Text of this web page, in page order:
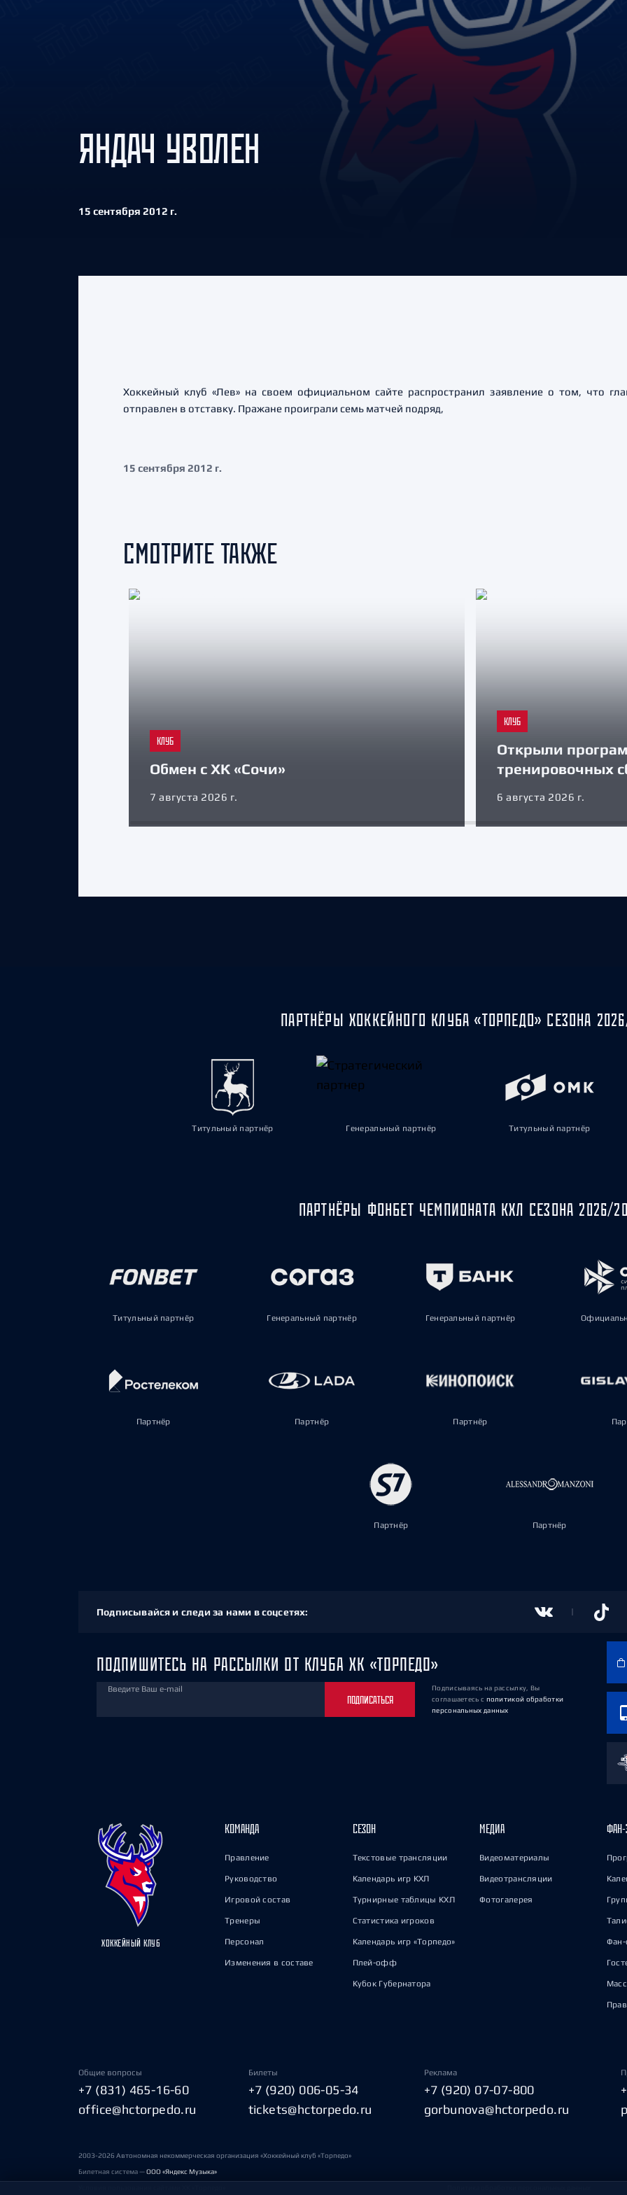
Амур
Барыс
Салават Юлаев
Сибирь
ЯНДАЧ УВОЛЕН
15 сентября 2012 г.
Хоккейный клуб «Лев» на своем официальном сайте распространил заявление о том, что
отправлен в отставку. Пражане проиграли семь матчей подряд,
15 сентября 2012 г.
СМОТРИТЕ ТАКЖЕ
КЛУБ
Обмен с ХК «Сочи»
7 августа 2026 г.
КЛУБ
Открыли
тренировочных
6 августа 2026 г.
ПАРТНЁРЫ ХОККЕЙНОГО КЛУБА «ТОРПЕДО» СЕЗОНА
Титульный партнёр Генеральный партнёр Титульный партнёр
ПАРТНЁРЫ ФОНБЕТ ЧЕМПИОНАТА КХЛ СЕЗОНА 2026/
Титульный партнёр Генеральный партнёр Генеральный партнёр
Партнёр Партнёр Партнёр
Партнёр Партнёр
Подписывайся и следи за нами в соцсетях:
ПОДПИШИТЕСЬ НА РАССЫЛКИ ОТ КЛУБА ХК «ТОРПЕДО»
Введите Ваш e-mail
ПОДПИСАТЬСЯ
Подписываясь на рассылку, Вы
соглашаетесь с политикой обработки
персональных данных
ХОККЕЙНЫЙ КЛУБ
КОМАНДА
Правление
Руководство
Игровой состав
Тренеры
Персонал
Изменения в составе
СЕЗОН
Текстовые трансляции
Календарь игр КХЛ
Турнирные таблицы КХЛ
Статистика игроков
Календарь игр «Торпедо»
Плей-офф
Кубок Губернатора
МЕДИА
Видеоматериалы
Видеотрансляции
Фотогалерея
ФАН-
Фан-
Общие вопросы
+7 (831) 465-16-60
office@hctorpedo.ru
Билеты
+7 (920) 006-05-34
tickets@hctorpedo.ru
Реклама
+7 (920) 07-07-800
gorbunova@hctorpedo.ru
2003-2026 Автономная некоммерческая организация «Хоккейный клуб «Торпедо»
Билетная система —ООО «Яндекс Музыка»